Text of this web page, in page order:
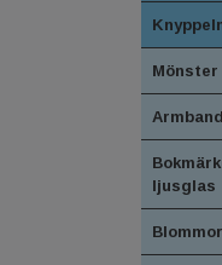
ljusglas